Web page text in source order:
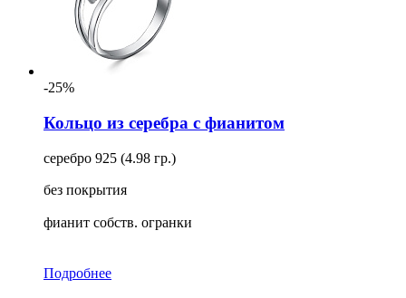
-25%
Кольцо из серебра с фианитом
серебро 925 (4.98 гр.)
без покрытия
фианит собств. огранки
Подробнее